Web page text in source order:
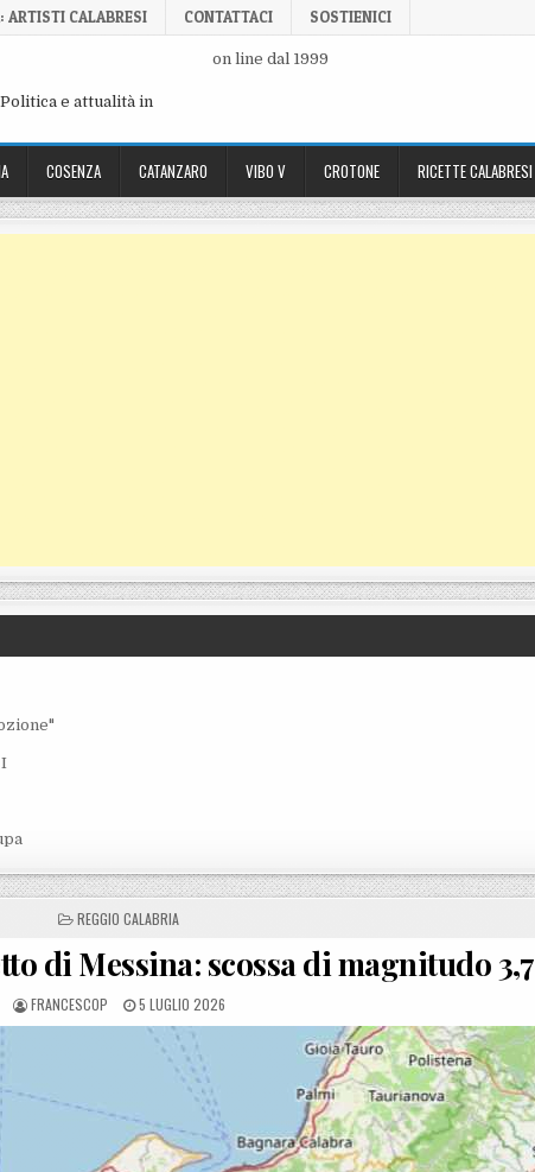
ARTISTI CALABRESI CONTATTACI SOSTIENICI
e attualità in
on line dal 1999
COSENZA CATANZARO VIBO V CROTONE RICETTE CALABRESI
POSTED IN
REGGIO CALABRIA
di Messina: scossa di magnitudo 3,7
POSTED BY
FRANCESCOP POSTED ON
5 LUGLIO 2026